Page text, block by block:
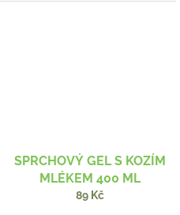
SPRCHOVÝ GEL S KOZÍM
MLÉKEM 400 ML
89 Kč